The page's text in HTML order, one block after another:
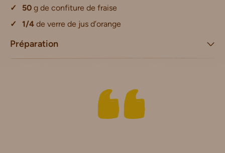
50 g de confiture de fraise
1/4 de verre de jus d’orange
Préparation